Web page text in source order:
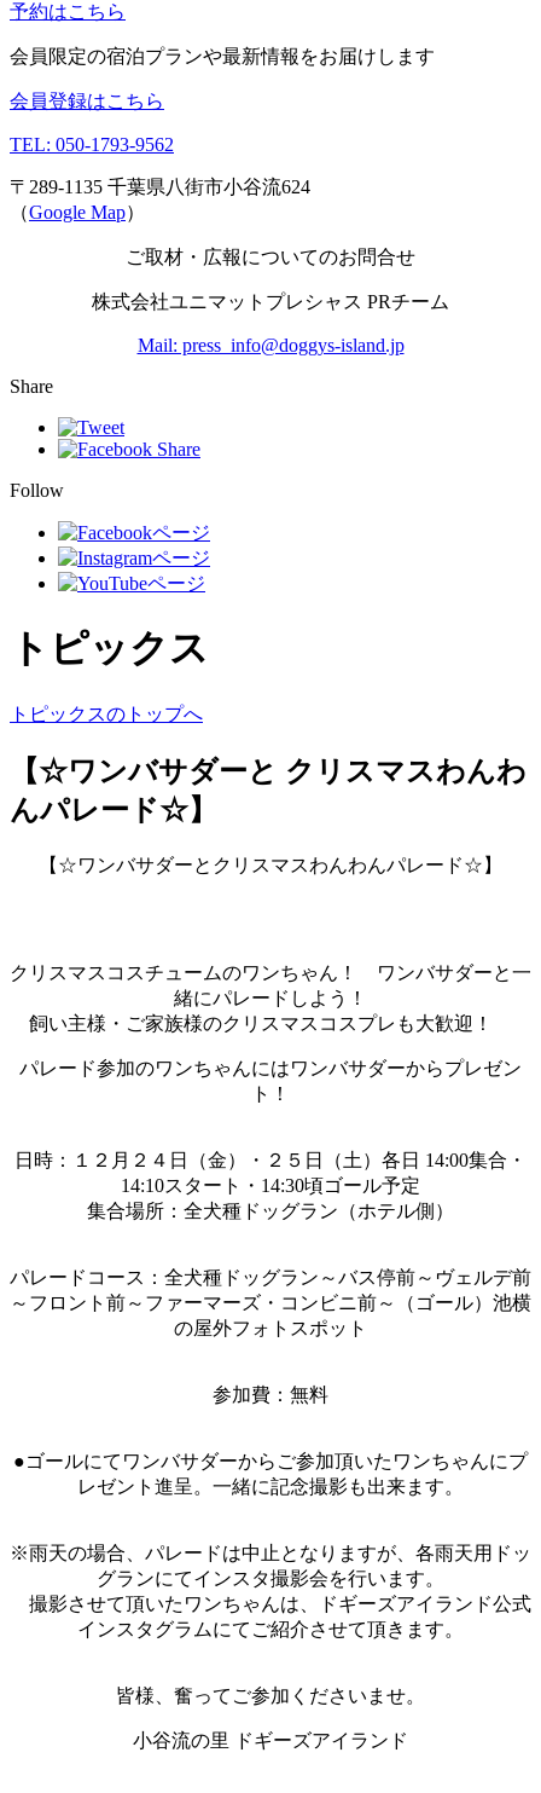
予約はこちら
会員限定の宿泊プランや最新情報をお届けします
会員登録はこちら
TEL: 050-1793-9562
〒289-1135 千葉県八街市小谷流624
（Google Map）
ご取材・広報についてのお問合せ
株式会社ユニマットプレシャス PRチーム
Mail: press_info@doggys-island.jp
Share
Follow
トピックス
トピックスのトップへ
【☆ワンバサダーと クリスマスわんわ
んパレード☆】
【☆ワンバサダーとクリスマスわんわんパレード☆】
クリスマスコスチュームのワンちゃん！ ワンバサダーと一
緒にパレードしよう！
飼い主様・ご家族様のクリスマスコスプレも大歓迎！
パレード参加のワンちゃんにはワンバサダーからプレゼン
ト！
日時：１２月２４日（金）・２５日（土）各日 14:00集合・
14:10スタート・14:30頃ゴール予定
集合場所：全犬種ドッグラン（ホテル側）
パレードコース：全犬種ドッグラン～バス停前～ヴェルデ前
～フロント前～ファーマーズ・コンビニ前～（ゴール）池横
の屋外フォトスポット
参加費：無料
●ゴールにてワンバサダーからご参加頂いたワンちゃんにプ
レゼント進呈。一緒に記念撮影も出来ます。
※雨天の場合、パレードは中止となりますが、各雨天用ドッ
グランにてインスタ撮影会を行います。
撮影させて頂いたワンちゃんは、ドギーズアイランド公式
インスタグラムにてご紹介させて頂きます。
皆様、奮ってご参加くださいませ。
小谷流の里 ドギーズアイランド